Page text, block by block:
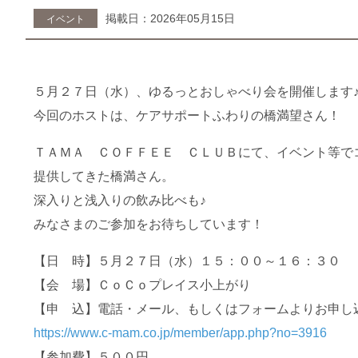
イベント 掲載日：2026年05月15日
５月２７日（水）、ゆるっとおしゃべり会を開催します♪
今回のホストは、ケアサポートふわりの橋満望さん！
ＴＡＭＡ ＣＯＦＦＥＥ ＣＬＵＢにて、イベント等で
提供してきた橋満さん。
深入りと浅入りの飲み比べも♪
みなさまのご参加をお待ちしています！
【日 時】５月２７日（水）１５：００～１６：３０
【会 場】ＣｏＣｏプレイス小上がり
【申 込】電話・メール、もしくはフォームよりお申し
https://www.c-mam.co.jp/member/app.php?no=3916